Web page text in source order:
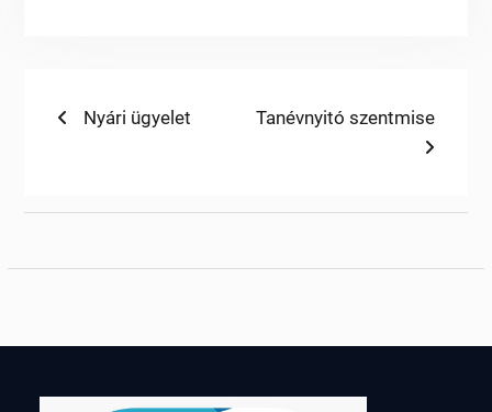
Bejegyzés
Previous
Nyári ügyelet
Next
Tanévnyitó szentmise